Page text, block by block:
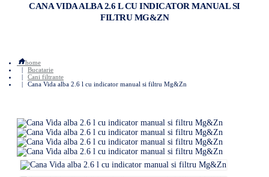
CANA VIDA ALBA 2.6 L CU INDICATOR MANUAL SI
FILTRU MG&ZN
home
Bucatarie
Cani filtrante
Cana Vida alba 2.6 l cu indicator manual si filtru Mg&Zn